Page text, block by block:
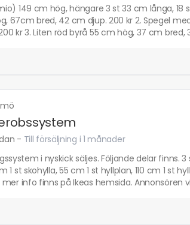
149 cm hög, hängare 3 st 33 cm långa,
67cm bred, 42 cm djup. 200 kr 2. Spegel
kr 3. Liten röd byrå 55 cm hög, 37 cm bred,
- Till försäljning i 1 månader
i nyskick säljes. Följande delar finns.
1 st skohylla, 55 cm 1 st hyllplan, 110 cm 1
mer info finns på Ikeas hemsida. Annonsören